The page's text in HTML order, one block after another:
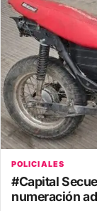
POLICIALES
#Capital
numeración